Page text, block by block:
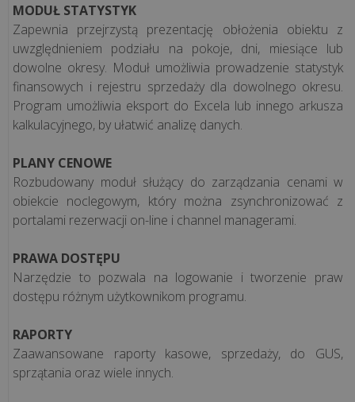
MODUŁ STATYSTYK
Zapewnia przejrzystą prezentację obłożenia obiektu z
uwzględnieniem podziału na pokoje, dni, miesiące lub
dowolne okresy. Moduł umożliwia prowadzenie statystyk
finansowych i rejestru sprzedaży dla dowolnego okresu.
Program umożliwia eksport do Excela lub innego arkusza
kalkulacyjnego, by ułatwić analizę danych.
PLANY CENOWE
Rozbudowany moduł służący do zarządzania cenami w
obiekcie noclegowym, który można zsynchronizować z
portalami rezerwacji on-line i channel managerami.
PRAWA DOSTĘPU
Narzędzie to pozwala na logowanie i tworzenie praw
dostępu różnym użytkownikom programu.
RAPORTY
Zaawansowane raporty kasowe, sprzedaży, do GUS,
sprzątania oraz wiele innych.